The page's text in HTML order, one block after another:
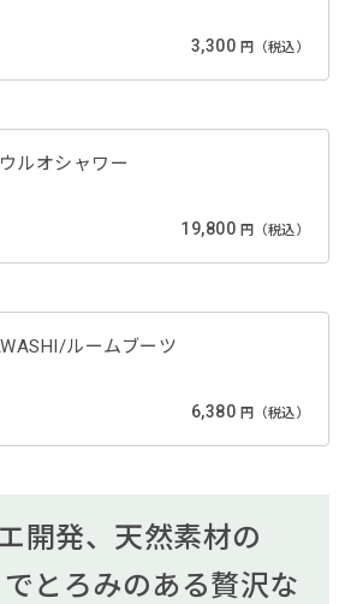
3,300 円（税込）
ルオシャワー
19,800 円（税込）
ルームブーツ
6,380 円（税込）
開発、天然素材の
でとろみのある贅沢な